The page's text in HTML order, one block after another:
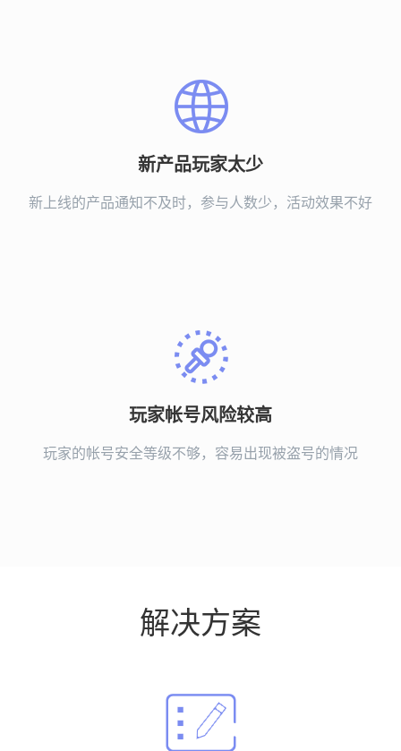
新产品玩家太少
新上线的产品通知不及时，参与人数少，活动效果不好
玩家帐号风险较高
玩家的帐号安全等级不够，容易出现被盗号的情况
解决方案